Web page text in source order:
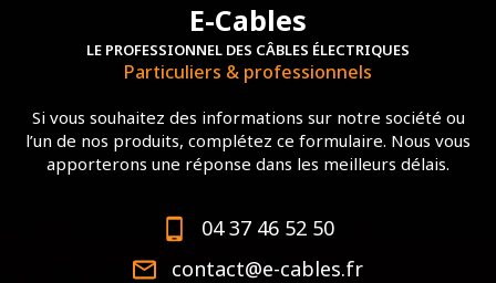
E-Cables
LE PROFESSIONNEL DES CÂBLES ÉLECTRIQUES
Particuliers & professionnels
Si vous souhaitez des informations sur notre société ou
l’un de nos produits, complétez ce formulaire. Nous vous
apporterons une réponse dans les meilleurs délais.
04 37 46 52 50
contact@e-cables.fr